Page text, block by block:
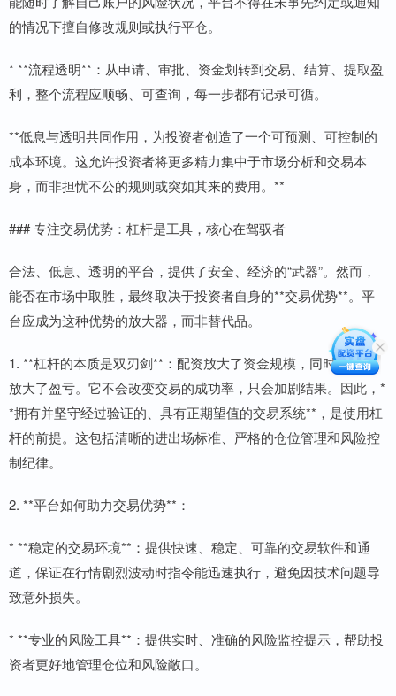
的情况下擅自修改规则或执行平仓。
* **流程透明**：从申请、审批、资金划转到交易、结算、提取盈
利，整个流程应顺畅、可查询，每一步都有记录可循。
**低息与透明共同作用，为投资者创造了一个可预测、可控制的
成本环境。这允许投资者将更多精力集中于市场分析和交易本
身，而非担忧不公的规则或突如其来的费用。**
### 专注交易优势：杠杆是工具，核心在驾驭者
合法、低息、透明的平台，提供了安全、经济的“武器”。然而，
能否在市场中取胜，最终取决于投资者自身的**交易优势**。平
台应成为这种优势的放大器，而非替代品。
1. **杠杆的本质是双刃剑**：配资放大了资金规模，同时也等比
放大了盈亏。它不会改变交易的成功率，只会加剧结果。因此，*
*拥有并坚守经过验证的、具有正期望值的交易系统**，是使用杠
杆的前提。这包括清晰的进出场标准、严格的仓位管理和风险控
制纪律。
2. **平台如何助力交易优势**：
* **稳定的交易环境**：提供快速、稳定、可靠的交易软件和通
道，保证在行情剧烈波动时指令能迅速执行，避免因技术问题导
致意外损失。
* **专业的风险工具**：提供实时、准确的风险监控提示，帮助投
资者更好地管理仓位和风险敞口。